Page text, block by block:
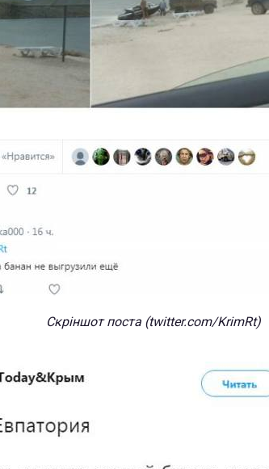
Скріншот поста (twitter.com/KrimRt)